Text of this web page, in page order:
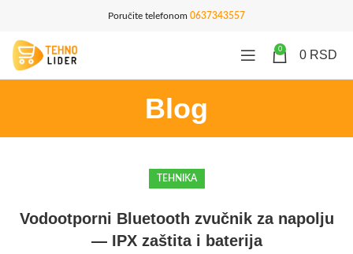
Poručite telefonom 0637343557
0 0 RSD
Blog
TEHNIKA
Vodootporni Bluetooth zvučnik za napolju
— IPX zaštita i baterija